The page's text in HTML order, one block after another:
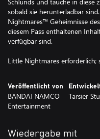
sobald sie herunterladbar
Nightmares™ Geheimnisse
diesem Pass enthaltenen
verfügbar sind.
Little Nightmares erforderlich;
Veröffentlicht von
BANDAI NAMCO
Entertainment
Tarsier
Wiedergabe mit